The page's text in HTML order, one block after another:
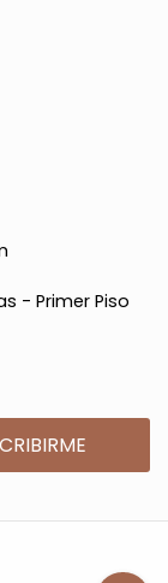
- Primer Piso